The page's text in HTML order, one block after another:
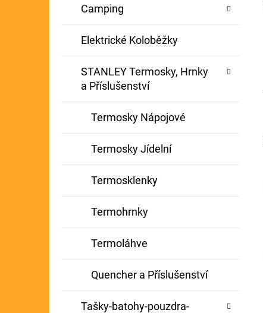
Camping
Elektrické Koloběžky
STANLEY Termosky, Hrnky
a Příslušenství
Termosky Nápojové
Termosky Jídelní
Termosklenky
Termohrnky
Termoláhve
Quencher a Příslušenství
Tašky-batohy-pouzdra-